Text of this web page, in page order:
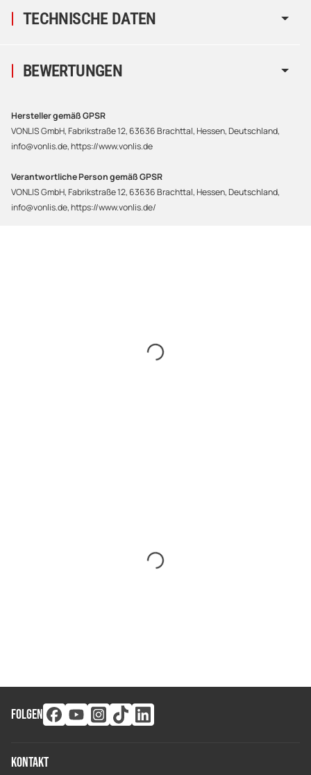
TECHNISCHE DATEN
BEWERTUNGEN
Hersteller gemäß GPSR
VONLIS GmbH, Fabrikstraße 12, 63636 Brachttal, Hessen, Deutschland,
info@vonlis.de, https://www.vonlis.de
Verantwortliche Person gemäß GPSR
VONLIS GmbH, Fabrikstraße 12, 63636 Brachttal, Hessen, Deutschland,
info@vonlis.de, https://www.vonlis.de/
FOLGEN
Kontakt